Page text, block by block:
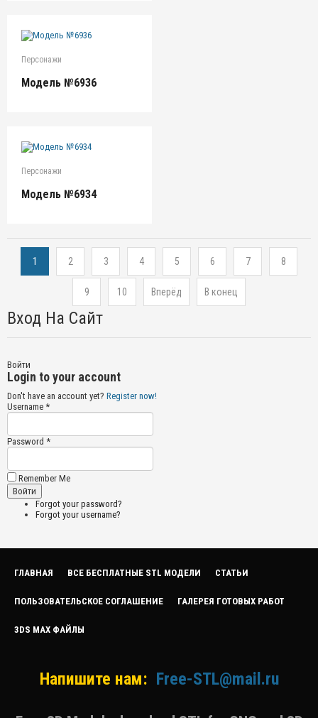
Персонажи
Модель №6936
Персонажи
Модель №6934
1 2 3 4 5 6 7 8
9 10 Вперёд В конец
Вход На Сайт
Войти
Login to your account
Don't have an account yet? Register now!
Username *
Password *
Remember Me
Forgot your password?
Forgot your username?
ГЛАВНАЯ ВСЕ БЕСПЛАТНЫЕ STL МОДЕЛИ СТАТЬИ
ПОЛЬЗОВАТЕЛЬСКОЕ СОГЛАШЕНИЕ ГАЛЕРЕЯ ГОТОВЫХ РАБОТ
3DS MAX ФАЙЛЫ
Напишите нам: Free-STL@mail.ru